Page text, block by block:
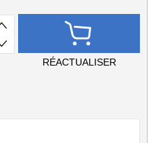
RÉACTUALISER